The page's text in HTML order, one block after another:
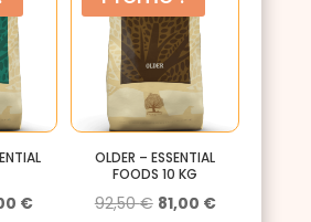
€.
81,00 €.
92,50 €.
€Le
OLDER – ESSENTIAL
FOODS 10 KG
92,50€ Le
81,00 €Le